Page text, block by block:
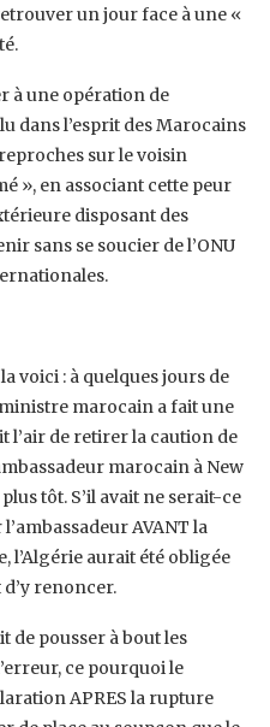
un jour face à une «
à une opération de
dans ‎l’esprit des Marocains
sur le voisin
», en associant cette peur
disposant des
sans se soucier de l’ONU
voici : à quelques jours de
‎marocain a fait une
l’air de retirer la caution de
marocain à New
tôt. S’il avait ne serait-‎ce
AVANT la
l’Algérie ‎aurait été obligée
renoncer.‎
de pousser à bout les
ce ‎pourquoi le
APRES la rupture